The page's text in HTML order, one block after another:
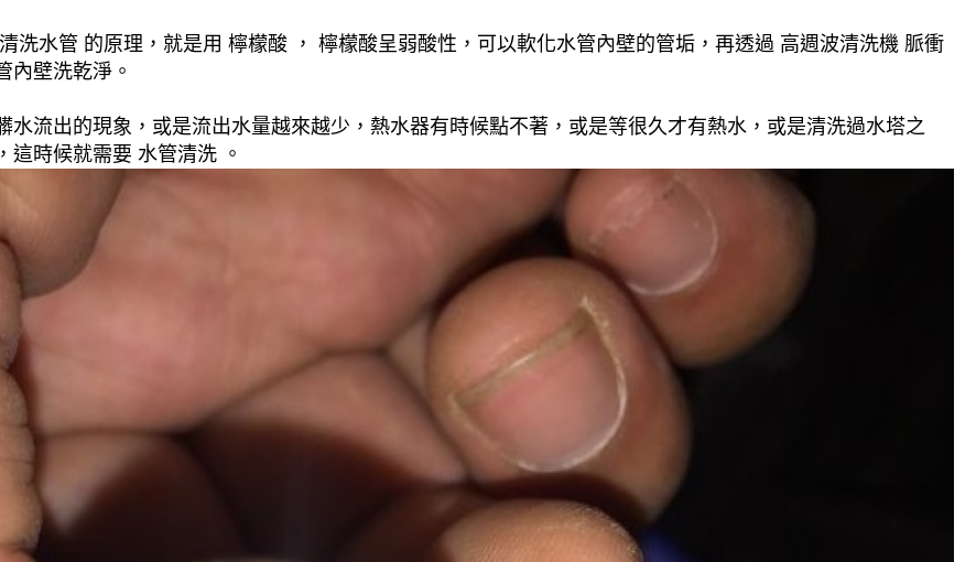
洗水管 的原理，就是用 檸檬酸 ， 檸檬酸呈弱酸性，可以軟化水管內壁的管垢，再透過 高週波清洗機 脈衝
內壁洗乾淨。
流出的現象，或是流出水量越來越少，熱水器有時候點不著，或是等很久才有熱水，或是清洗過水塔之
時候就需要 水管清洗 。